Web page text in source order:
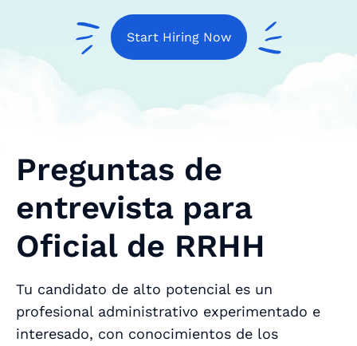
Start Hiring Now
Preguntas de
entrevista para
Oficial de RRHH
Tu candidato de alto potencial es un
profesional administrativo experimentado e
interesado, con conocimientos de los